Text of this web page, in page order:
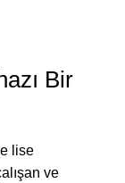
Bir
lise
ve